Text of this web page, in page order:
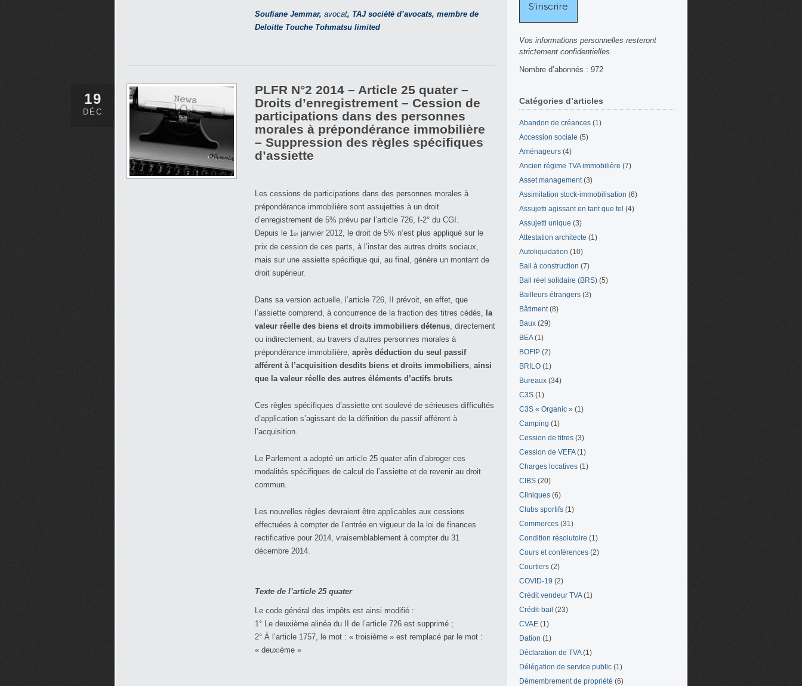
Soufiane Jemmar, avocat, TAJ société d’avocats, membre de
Deloitte Touche Tohmatsu limited
19
DÉC
PLFR N°2 2014 – Article 25 quater –
Droits d’enregistrement – Cession de
participations dans des personnes
morales à prépondérance immobilière
– Suppression des règles spécifiques
d’assiette
Les cessions de participations dans des personnes morales à
prépondérance immobilière sont assujetties à un droit
d’enregistrement de 5% prévu par l’article 726, I-2° du CGI.
Depuis le 1er janvier 2012, le droit de 5% n’est plus appliqué sur le
prix de cession de ces parts, à l’instar des autres droits sociaux,
mais sur une assiette spécifique qui, au final, génère un montant de
droit supérieur.
Dans sa version actuelle, l’article 726, II prévoit, en effet, que
l’assiette comprend, à concurrence de la fraction des titres cédés, la
valeur réelle des biens et droits immobiliers détenus, directement
ou indirectement, au travers d’autres personnes morales à
prépondérance immobilière, après déduction du seul passif
afférent à l’acquisition desdits biens et droits immobiliers, ainsi
que la valeur réelle des autres éléments d’actifs bruts.
Ces règles spécifiques d’assiette ont soulevé de sérieuses difficultés
d’application s’agissant de la définition du passif afférent à
l’acquisition.
Le Parlement a adopté un article 25 quater afin d’abroger ces
modalités spécifiques de calcul de l’assiette et de revenir au droit
commun.
Les nouvelles règles devraient être applicables aux cessions
effectuées à compter de l’entrée en vigueur de la loi de finances
rectificative pour 2014, vraisemblablement à compter du 31
décembre 2014.
Texte de l’article 25 quater
Le code général des impôts est ainsi modifié :
1° Le deuxième alinéa du II de l’article 726 est supprimé ;
2° À l’article 1757, le mot : « troisième » est remplacé par le mot :
« deuxième »
Vos informations personnelles resteront
strictement confidentielles.
Nombre d’abonnés : 972
Catégories d’articles
Abandon de créances (1)
Accession sociale (5)
Aménageurs (4)
Ancien régime TVA immobilière (7)
Asset management(3)
Assimilation stock-immobilisation (6)
Assujetti agissant en tant que tel (4)
Assujetti unique (3)
Attestation architecte (1)
Autoliquidation (10)
Bail à construction (7)
Bail réel solidaire (BRS) (5)
Bailleurs étrangers (3)
Bâtiment(8)
Baux (29)
BEA(1)
BOFIP (2)
BRILO (1)
Bureaux (34)
C3S (1)
C3S « Organic » (1)
Camping (1)
Cession de titres (3)
Cession de VEFA(1)
Charges locatives (1)
CIBS (20)
Cliniques (6)
Clubs sportifs (1)
Commerces (31)
Condition résolutoire (1)
Cours et conférences (2)
Courtiers (2)
COVID-19 (2)
Crédit vendeur TVA(1)
Crédit-bail (23)
CVAE (1)
Dation (1)
Déclaration de TVA(1)
Délégation de service public (1)
Démembrement de propriété (6)